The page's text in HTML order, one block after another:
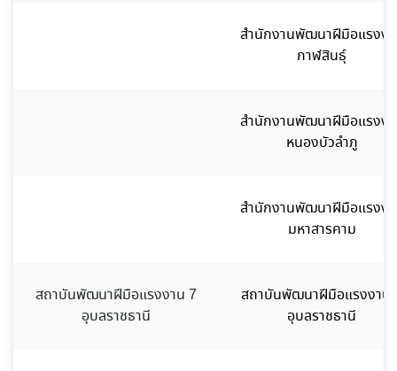
สำนักงานพัฒนาฝีมือแรงง
กาฬสินธุ์
สำนักงานพัฒนาฝีมือแรงง
หนองบัวลำภู
สำนักงานพัฒนาฝีมือแรงง
มหาสารคาม
สถาบันพัฒนาฝีมือแรงงาน 7
อุบลราชธานี
สถาบันพัฒนาฝีมือแรงงาน
อุบลราชธานี